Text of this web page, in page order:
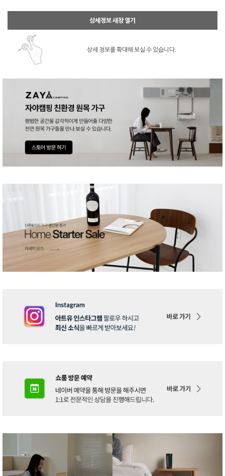
상세정보 새창 열기
상세 정보를 확대해 보실 수 있습니다.